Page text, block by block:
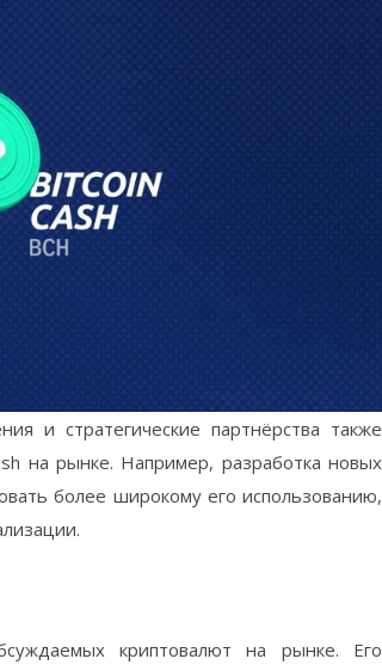
и стратегические партнёрства также
на рынке. Например, разработка новых
более широкому его использованию,
криптовалют на рынке. Его